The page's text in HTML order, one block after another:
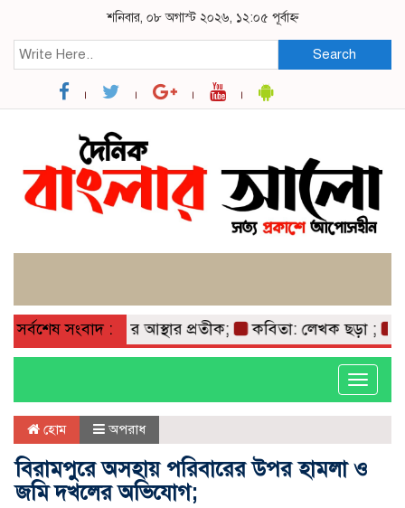
শনিবার, ০৮ অগাস্ট ২০২৬, ১২:০৫ পূর্বাহ্ন
Search
সর্বশেষ সংবাদ :
ও মানুষের আস্থার প্রতীক; কবিতা: লেখক ছড়া ;
Toggle
হোম অপরাধ
বিরামপুরে অসহায় পরিবারের উপর হামলা ও
জমি দখলের অভিযোগ;